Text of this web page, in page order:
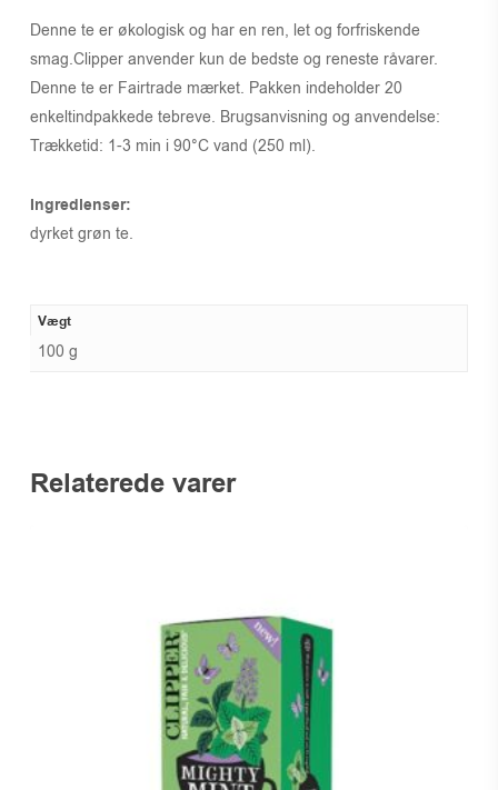
Denne te er økologisk og har en ren, let og forfriskende
smag.Clipper anvender kun de bedste og reneste råvarer.
Denne te er Fairtrade mærket. Pakken indeholder 20
enkeltindpakkede tebreve. Brugsanvisning og anvendelse:
Trækketid: 1-3 min i 90°C vand (250 ml).
Ingredienser:
dyrket grøn te.
Vægt
100 g
Relaterede varer